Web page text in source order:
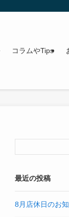
コラムやTips
最近の投稿
8月店休日のお